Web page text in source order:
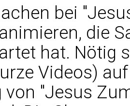
bei
die
hat. Nötig
Videos)
von "Jesus